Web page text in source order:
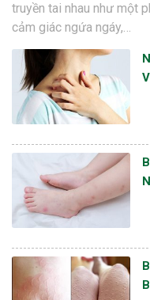
truyền tai nhau như một
cảm giác ngứa ngáy,…